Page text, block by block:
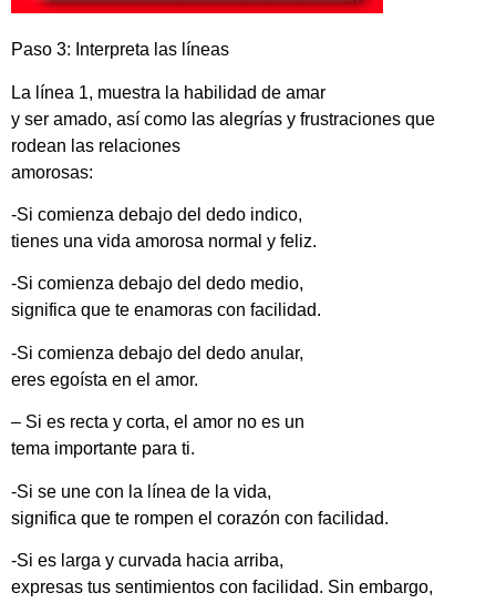
Paso 3: Interpreta las líneas
La línea 1, muestra la habilidad de amar
y ser amado, así como las alegrías y frustraciones que
rodean las relaciones
amorosas:
-Si comienza debajo del dedo indico,
tienes una vida amorosa normal y feliz.
-Si comienza debajo del dedo medio,
significa que te enamoras con facilidad.
-Si comienza debajo del dedo anular,
eres egoísta en el amor.
– Si es recta y corta, el amor no es un
tema importante para ti.
-Si se une con la línea de la vida,
significa que te rompen el corazón con facilidad.
-Si es larga y curvada hacia arriba,
expresas tus sentimientos con facilidad. Sin embargo,